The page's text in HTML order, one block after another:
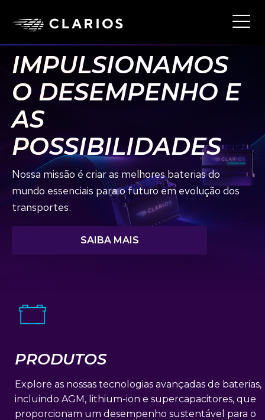
IMPULSIONAMOS
O DESEMPENHO E
AS
POSSIBILIDADES
Nossa missão é criar as melhores baterias do
mundo essenciais para o futuro em evolução dos
transportes.
SAIBA MAIS
PRODUTOS
Explore as nossas tecnologias avançadas de baterias,
incluindo AGM, lithium-ion e supercapacitores, que
proporcionam um desempenho sustentável para o